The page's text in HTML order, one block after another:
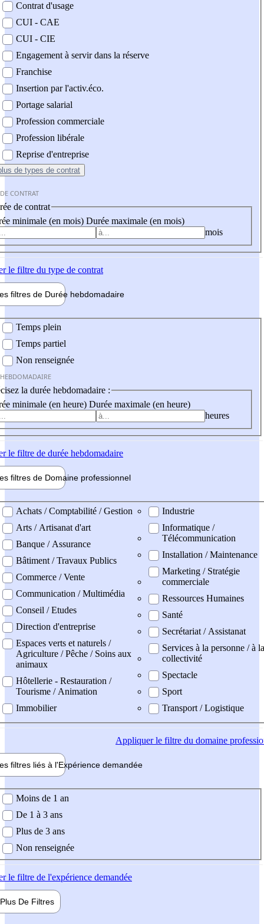
Contrat d'usage
CUI - CAE
CUI - CIE
Engagement à servir dans la réserve
Franchise
Insertion par l'activ.éco.
Portage salarial
Profession commerciale
Profession libérale
Reprise d'entreprise
de types de contrat
CONTRAT
de contrat
minimale (en mois) Durée maximale (en mois)
mois
le filtre du type de contrat
filtres de Durée hebdomadaire
Temps plein
Temps partiel
Non renseignée
la durée hebdomadaire :
minimale (en heure) Durée maximale (en heure)
heures
le filtre de durée hebdomadaire
filtres de Domaine professionnel
professionel
Achats / Comptabilité / Gestion
Arts / Artisanat d'art
Banque / Assurance
Bâtiment / Travaux Publics
Commerce / Vente
Communication / Multimédia
Conseil / Etudes
Direction d'entreprise
Espaces verts et naturels /
Agriculture / Pêche / Soins aux
animaux
Hôtellerie - Restauration /
Tourisme / Animation
Immobilier
Industrie
Informatique /
Télécommunication
Installation / Maintenance
Marketing / Stratégie
commerciale
Ressources Humaines
Santé
Secrétariat / Assistanat
Services à la personne / à la
collectivité
Spectacle
Sport
Transport / Logistique
Appliquerle filtre du domaine
filtres liés à l'Expérience demandée
demandée
Moins de 1 an
De 1 à 3 ans
Plus de 3 ans
Non renseignée
le filtre de l'expérience demandée
Plus De Filtres